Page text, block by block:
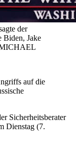
der
Biden, Jake
auf die
Sicherheitsberater
Dienstag (7.